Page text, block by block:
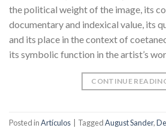
the political weight of the image, its
documentary and indexical value, its
and its place in the context of
its symbolic function in the artist’s
CONTINUE
Posted inArtículos | TaggedAugust Sander,